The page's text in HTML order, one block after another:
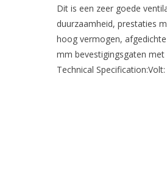
Dit is een zeer goede
duurzaamheid, prestaties
hoog vermogen,
mm bevestigingsgaten
Technical